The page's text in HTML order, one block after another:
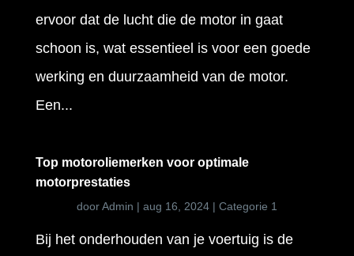
ervoor dat de lucht die de motor in gaat
schoon is, wat essentieel is voor een goede
werking en duurzaamheid van de motor.
Een...
Top motoroliemerken voor optimale
motorprestaties
doorAdmin | aug 16, 2024| Categorie 1
Bij het onderhouden van je voertuig is de